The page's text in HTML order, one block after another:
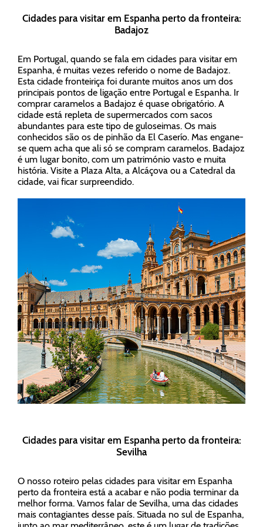
Cidades para visitar em Espanha perto da fronteira:
Badajoz
Em Portugal, quando se fala em cidades para visitar em
Espanha, é muitas vezes referido o nome de Badajoz.
Esta cidade fronteiriça foi durante muitos anos um dos
principais pontos de ligação entre Portugal e Espanha. Ir
comprar caramelos a Badajoz é quase obrigatório. A
cidade está repleta de supermercados com sacos
abundantes para este tipo de guloseimas. Os mais
conhecidos são os de pinhão da El Caserío. Mas engane-
se quem acha que ali só se compram caramelos. Badajoz
é um lugar bonito, com um património vasto e muita
história. Visite a Plaza Alta, a Alcáçova ou a Catedral da
cidade, vai ficar surpreendido.
Cidades para visitar em Espanha perto da fronteira:
Sevilha
O nosso roteiro pelas cidades para visitar em Espanha
perto da fronteira está a acabar e não podia terminar da
melhor forma. Vamos falar de Sevilha, uma das cidades
mais contagiantes desse país. Situada no sul de Espanha,